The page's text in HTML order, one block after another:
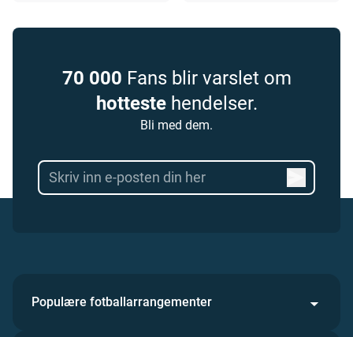
70 000 Fans blir varslet om
hottestehendelser.
Bli med dem.
Populære fotballarrangementer